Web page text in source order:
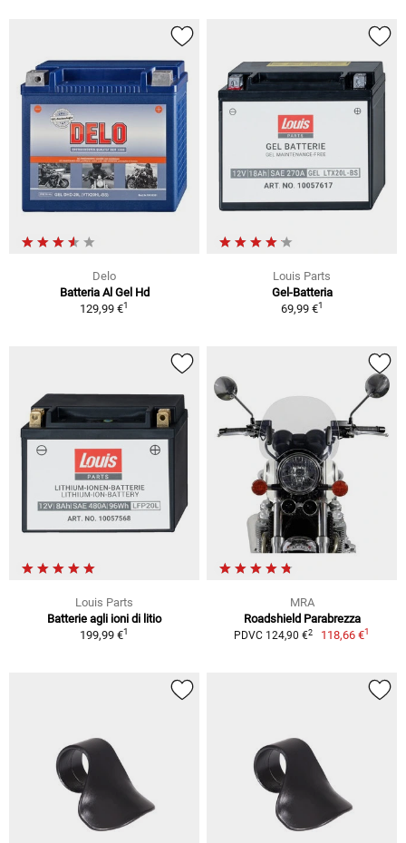
Delo
Batteria Al Gel Hd
129,99 €1
Louis Parts
Gel-Batteria
69,99 €1
Louis Parts
Batterie agli ioni di litio
199,99 €1
MRA
Roadshield Parabrezza
PDVC 124,90 €2 118,66 €1